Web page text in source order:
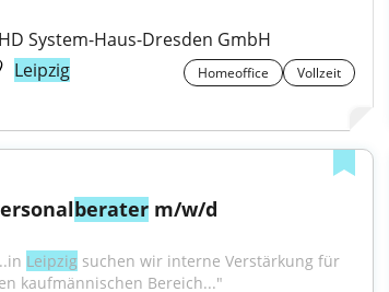
System-Haus-Dresden GmbH
Leipzig
Homeoffice Vollzeit
berater m/w/d
Leipzig suchen wir interne Verstärkung für
kaufmännischen Bereich..."